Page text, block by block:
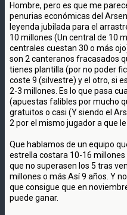
Hombre, pero es que me
penurias económicas del
leyenda jubilada para el
10 millones (Un central de 10
centrales cuestan 30 o más
son 2 canteranos fracasados
tienes plantilla (por no poder
coste 9 (silvestre) y el otro, si
2-3 millones. Es lo que pasa
(apuestas falibles por mucho
gratuitos o casi (Y siendo el
2 por el mismo jugador a que
Que hablamos de un equipo
estrella costara 10-16
que no superasen los 5 tras
millones o más.Así 9 años. Y
que consigue que en
puede ganar.